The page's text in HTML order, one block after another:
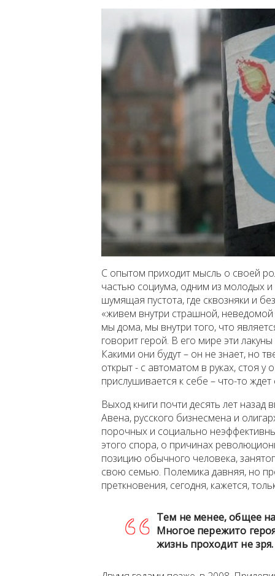
С опытом приходит мысль о своей
частью социума, одним из молодых
шумящая пустота, где сквозняки и
«живем внутри страшной,
мы дома, мы внутри того, что
говорит герой. В его мире эти
Какими они будут – он не знает, но
открыт - с автоматом в руках, стоя
прислушивается к себе – что-то
Выход книги почти десять лет назад
Авена, русского бизнесмена и
порочных и социально
этого спора, о причинах
позицию обычного человека,
свою семью. Полемика давняя, но
преткновения, сегодня, кажется,
Тем не менее, общее
Многое пережито
жизнь проходит не